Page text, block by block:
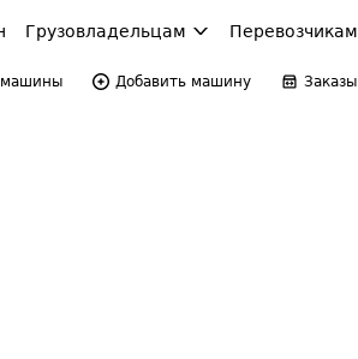
Грузовладельцам Перевозчикам
Добавить машину Заказы